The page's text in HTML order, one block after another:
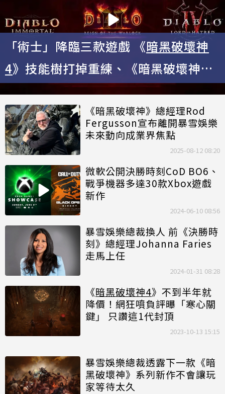
「術士」降臨三款遊戲 《暗黑破壞神
4》技能樹打掉重練、《暗黑破壞神
2》睽違25年迎來新職業
《暗黑破壞神》總經理Rod
Fergusson宣布離開暴雪娛樂
未來動向成業界焦點
2025-08-12 08:20
微軟公開決勝時刻CoD BO6、
戰爭機器多達30款Xbox遊戲
新作
2024-06-10 08:56
暴雪娛樂總裁換人 前《決勝時
刻》總經理Johanna Faries
走馬上任
2024-01-31 08:28
《暗黑破壞神4》不到半年就
降價！網狂噴負評曝「寒心關
鍵」 只讚這1代封頂
2023-10-13 15:15
暴雪娛樂總裁透露下一款《暗
黑破壞神》系列新作不會讓玩
家等待太久